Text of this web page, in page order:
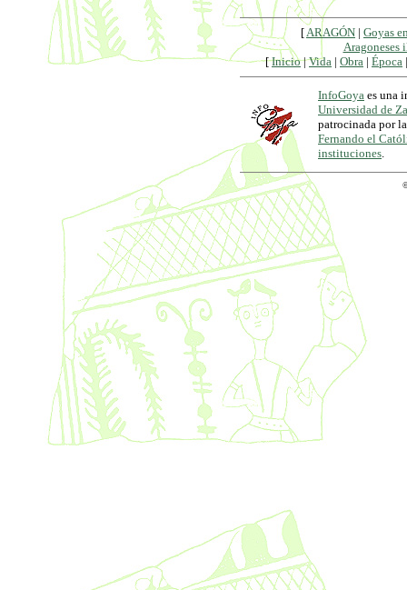
[ ARAGÓN | Goyas
Aragoneses
[Inicio|Vida | Obra | Época
InfoGoya es una
Universidad de
patrocinada por
Fernando el
instituciones